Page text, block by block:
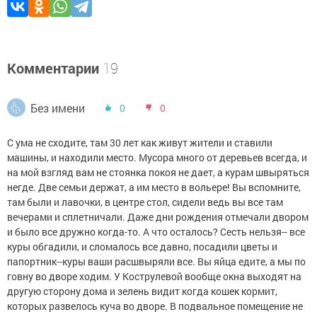
Комментарии 19
Без имени 0 0
С ума не сходите, там 30 лет как живут жители и ставили
машины, и находили место. Мусора много от деревьев всегда, и
на мой взгляд вам не стоянка покоя не дает, а курам швыряться
негде. Две семьи держат, а им место в вольере! Вы вспомните,
там были и лавочки, в центре стол, сидели ведь вы все там
вечерами и сплетничали. Даже дни рождения отмечали двором
и было все дружно когда-то. А что осталось? Сесть нельзя-- все
куры обгадили, и сломалось все давно, посадили цветы и
папортник--куры ваши расшвыряли все. Вы яйца едите, а мы по
говну во дворе ходим. У Кострулевой вообще окна выходят на
другую сторону дома и зелень видит когда кошек кормит,
которых развелось куча во дворе. В подвальное помещение не